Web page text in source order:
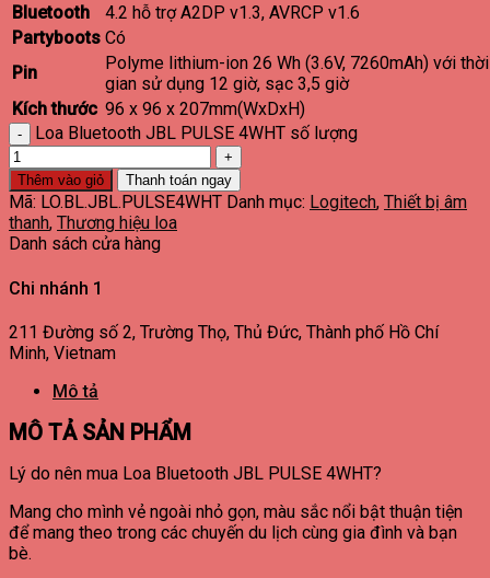
Bluetooth
4.2 hỗ trợ A2DP v1.3, AVRCP v1.6
Partyboots Có
Pin
Polyme lithium-ion 26 Wh (3.6V, 7260mAh) với thời
gian sử dụng 12 giờ, sạc 3,5 giờ
Kích thước 96 x 96 x 207mm(WxDxH)
Loa Bluetooth JBL PULSE 4WHT số lượng
Thêm vào giỏ Thanh toán ngay
Mã: LO.BL.JBL.PULSE4WHT Danh mục: Logitech, Thiết bị âm
thanh, Thương hiệu loa
Danh sách cửa hàng
Chi nhánh 1
211 Đường số 2, Trường Thọ, Thủ Đức, Thành phố Hồ Chí
Minh, Vietnam
Mô tả
MÔ TẢ SẢN PHẨM
Lý do nên mua Loa Bluetooth JBL PULSE 4WHT?
Mang cho mình vẻ ngoài nhỏ gọn, màu sắc nổi bật thuận tiện
để mang theo trong các chuyến du lịch cùng gia đình và bạn
bè.